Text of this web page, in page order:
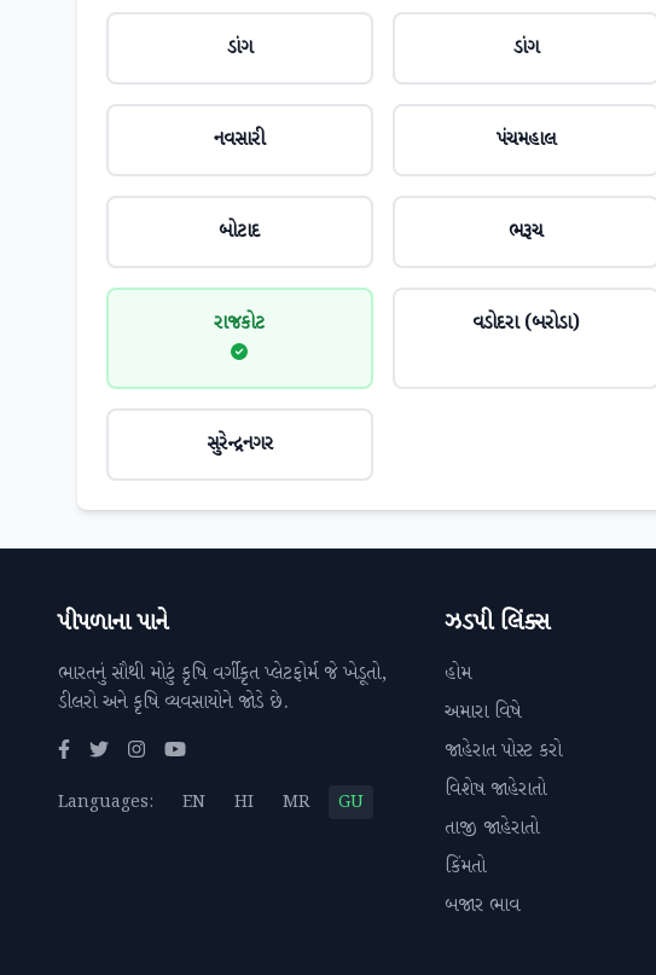
ડાંગ ડાંગ
નવસારી પંચમહાલ
બોટાદ ભરૂચ
રાજકોટ વડોદરા (બરોડા)
સુરેન્દ્રનગર
પીપળાના પાને
ભારતનું સૌથી મોટું કૃષિ વર્ગીકૃત પ્લેટફોર્મ જે ખેડૂતો,
ડીલરો અને કૃષિ વ્યવસાયોને જોડે છે.
Languages: EN HI MR GU
ઝડપી લિંક્સ
હોમ
અમારા વિષે
જાહેરાત પોસ્ટ કરો
વિશેષ જાહેરાતો
તાજી જાહેરાતો
કિંમતો
બજાર ભાવ